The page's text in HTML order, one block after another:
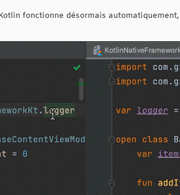
fonctionne désormais